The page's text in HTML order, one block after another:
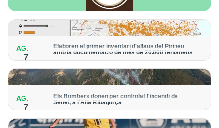
AG.
7
Elaboren el primer inventari d'allaus del Pirineu
amb la documentació de més de 20.000 fenòmens
Obra de l'Institut Cartogràfic i Geològic de Catalunya, amb
AG.
7
Els Bombers donen per controlat l'incendi de
Senet, a l'Alta Ribagorça
El cos manté la vigilància de la zona amb drons i mitjans aeris